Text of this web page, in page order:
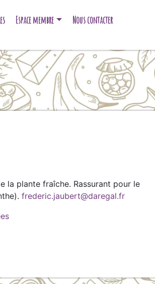
Espace membre Nous contacter
la plante fraîche. Rassurant pour le
frederic.jaubert@daregal.fr